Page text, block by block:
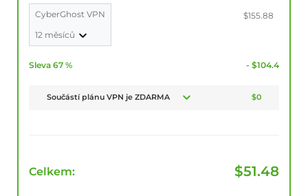
CyberGhost VPN
12 měsíců
$155.88
Sleva 67 % - $104.4
Součástí plánu VPN je ZDARMA $0
Celkem: $51.48